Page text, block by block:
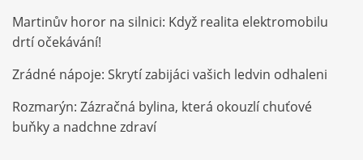
Martinův horor na silnici: Když realita elektromobilu
drtí očekávání!
Zrádné nápoje: Skrytí zabijáci vašich ledvin odhaleni
Rozmarýn: Zázračná bylina, která okouzlí chuťové
buňky a nadchne zdraví